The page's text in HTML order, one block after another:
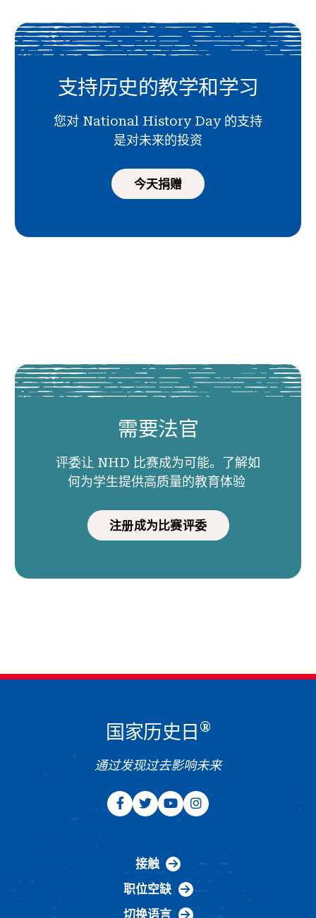
支持历史的教学和学习
您对 National History Day 的支持
是对未来的投资
今天捐赠
需要法官
评委让 NHD 比赛成为可能。了解如
何为学生提供高质量的教育体验
注册成为比赛评委
国家历史日 ®
通过发现过去影响未来
接触
职位空缺
切换语言